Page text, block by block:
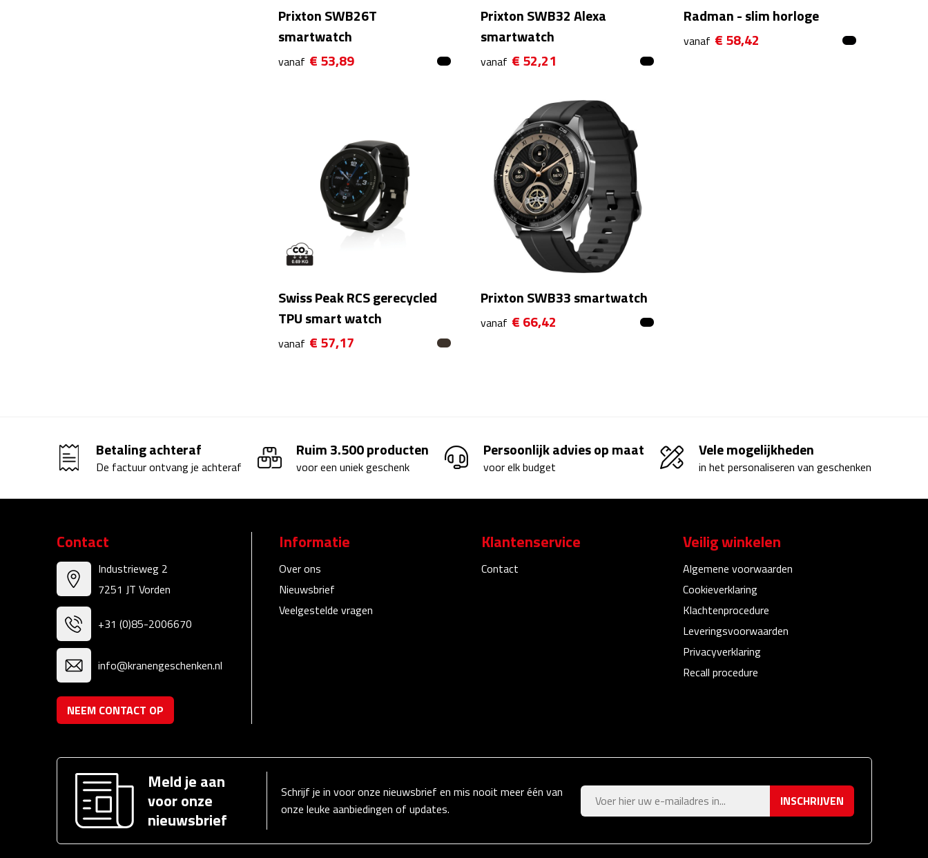
Prixton SWB26T
smartwatch
vanaf € 53,89
Prixton SWB32 Alexa
smartwatch
vanaf € 52,21
Radman - slim horloge
vanaf € 58,42
Swiss Peak RCS gerecycled
TPU smart watch
vanaf € 57,17
Prixton SWB33 smartwatch
vanaf € 66,42
Betaling achteraf
De factuur ontvang je achteraf
Ruim 3.500 producten
voor een uniek geschenk
Persoonlijk advies op maat
voor elk budget
Vele mogelijkheden
in het personaliseren van geschenken
Contact
Industrieweg 2
7251 JT Vorden
+31 (0)85-2006670
info@kranengeschenken.nl
NEEM CONTACT OP
Informatie
Over ons
Nieuwsbrief
Veelgestelde vragen
Klantenservice
Contact
Veilig winkelen
Algemene voorwaarden
Cookieverklaring
Klachtenprocedure
Leveringsvoorwaarden
Privacyverklaring
Recall procedure
Meld je aan
voor onze
nieuwsbrief
Schrijf je in voor onze nieuwsbrief en mis nooit meer één van
onze leuke aanbiedingen of updates.